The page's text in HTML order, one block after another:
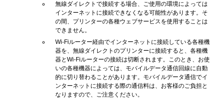
無線ダイレクトで接続する場合、ご使用の環境によっては
インターネットに接続できなくなる可能性があります。そ
の間、プリンターの各種ウェブサービスを使用することは
できません。
Wi-Fiルーター経由でインターネットに接続している各種機
器を、無線ダイレクトのプリンターに接続すると、各種機
器とWi-Fiルーターの接続は切断されます。このとき、お使
いの各種機器によっては、モバイルデータ通信回線に自動
的に切り替わることがあります。モバイルデータ通信でイ
ンターネットに接続する際の通信料は、お客様のご負担と
なりますので、ご注意ください。